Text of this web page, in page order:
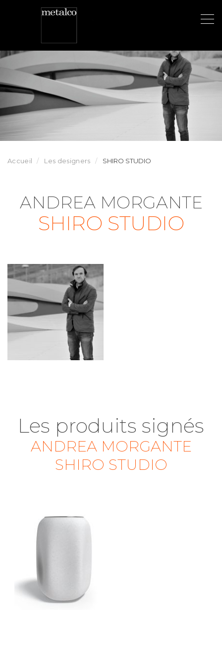
au
contenu
principal
Accueil Les designers SHIRO STUDIO
ANDREA MORGANTE
SHIRO STUDIO
Les produits signés
ANDREA MORGANTE
SHIRO STUDIO